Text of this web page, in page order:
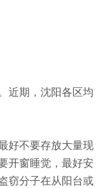
近期，沈阳各区均
好不要存放大量现
开窗睡觉，最好安
窃分子在从阳台或